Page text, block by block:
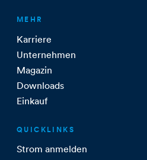
MEHR
Karriere
Unternehmen
Magazin
Downloads
Einkauf
QUICKLINKS
Strom anmelden